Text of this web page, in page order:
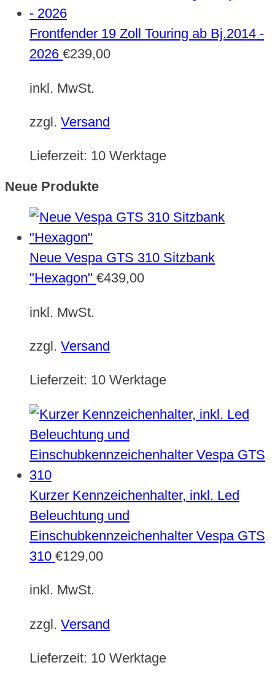
Frontfender 19 Zoll Touring ab Bj.2014 -
2026 €239,00
inkl. MwSt.
zzgl. Versand
Lieferzeit: 10 Werktage
Neue Produkte
Neue Vespa GTS 310 Sitzbank
"Hexagon" €439,00
inkl. MwSt.
zzgl. Versand
Lieferzeit: 10 Werktage
Kurzer Kennzeichenhalter, inkl. Led
Beleuchtung und
Einschubkennzeichenhalter Vespa GTS
310 €129,00
inkl. MwSt.
zzgl. Versand
Lieferzeit: 10 Werktage